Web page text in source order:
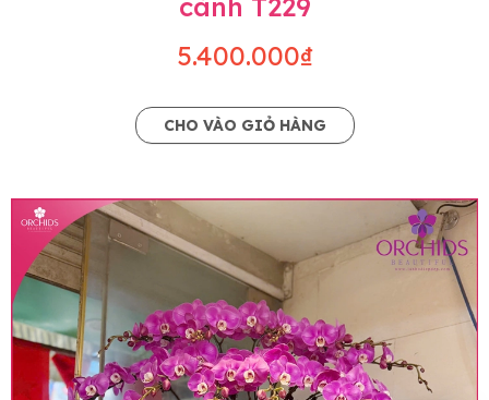
5.400.000₫
CHO VÀO GIỎ HÀNG